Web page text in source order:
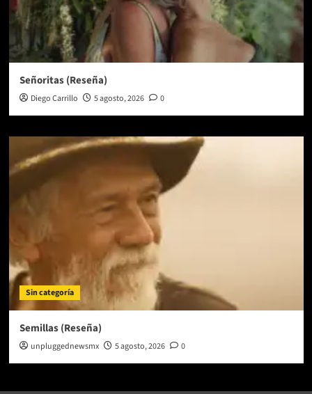
Señoritas (Reseña)
Diego Carrillo 5 agosto, 2026 0
Sin categoría
Semillas (Reseña)
unpluggednewsmx 5 agosto, 2026 0